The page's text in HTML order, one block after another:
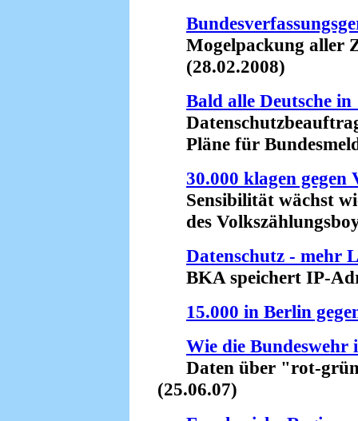
Mogelpackung aller
(28.02.2008)
Bald alle Deutsche
Pläne für
30.000 klagen
Sensibilität wächst
des
Datenschutz - mehr
BKA speichert IP-
15.000 in Berlin
Wie die Bundeswehr
Daten über "rot-
(25.06.07)